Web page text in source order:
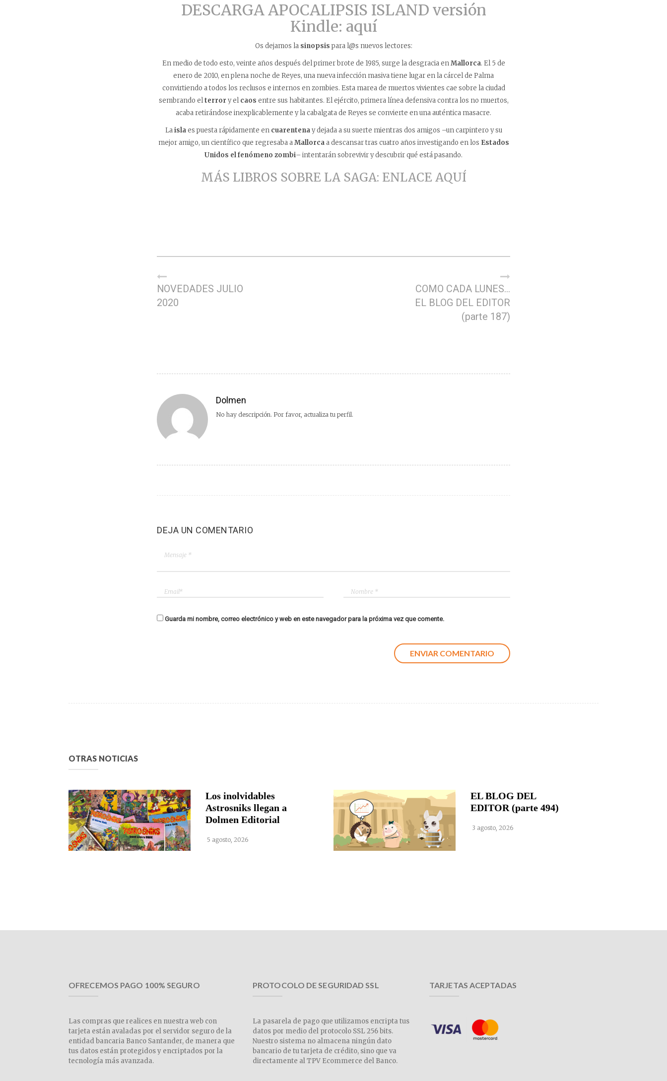
DESCARGA APOCALIPSIS ISLAND versión
Kindle: aquí
Os dejamos lasinopsis para l@s nuevos lectores:
En medio de todo esto, veinte años después del primer brote de 1985, surge la desgracia enMallorca. El 5 de
enero de 2010, en plena noche de Reyes, una nueva infección masiva tiene lugar en la cárcel de Palma
convirtiendo a todos los reclusos e internos en zombies. Esta marea de muertos vivientes cae sobre la ciudad
sembrando elterror y elcaos entre sus habitantes. El ejército, primera línea defensiva contra los no muertos,
acaba retirándose inexplicablemente y la cabalgata de Reyes se convierte en una auténtica masacre.
Laislaes puesta rápidamente en cuarentenay dejada a su suerte mientras dos amigos –un carpintero y su
mejor amigo, un científico que regresaba aMallorcaa descansar tras cuatro años investigando en los Estados
Unidos el fenómeno zombi– intentarán sobrevivir y descubrir qué está pasando.
MÁS LIBROS SOBRE LA SAGA: ENLACE AQUÍ
NOVEDADES JULIO
2020
COMO CADA LUNES…
EL BLOG DEL EDITOR
(parte 187)
Dolmen
No hay descripción. Por favor, actualiza tu perfil.
DEJA UN COMENTARIO
Guarda mi nombre, correo electrónico y web en este navegador para la próxima vez que comente.
OTRAS NOTICIAS
Los inolvidables
Astrosniks llegan a
Dolmen Editorial
5 agosto, 2026
EL BLOG DEL
EDITOR (parte 494)
3 agosto, 2026
OFRECEMOS PAGO 100% SEGURO
Las compras que realices en nuestra web con
tarjeta están avaladas por el servidor seguro de la
entidad bancaria Banco Santander, de manera que
tus datos están protegidos y encriptados por la
tecnología más avanzada.
PROTOCOLO DE SEGURIDAD SSL
La pasarela de pago que utilizamos encripta tus
datos por medio del protocolo SSL 256 bits.
Nuestro sistema no almacena ningún dato
bancario de tu tarjeta de crédito, sino que va
directamente al TPV Ecommerce del Banco.
TARJETAS ACEPTADAS